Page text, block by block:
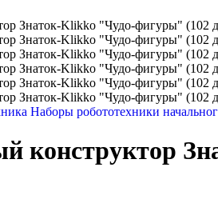
Наборы робототехники
конструктор